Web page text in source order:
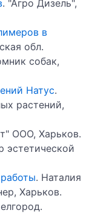
. "Агро Дизель",
в
обл.
собак,
Натус.
растений,
ООО, Харьков.
эстетической
. Наталия
Харьков.